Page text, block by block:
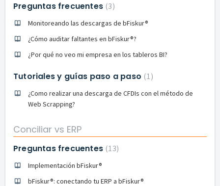
Preguntas frecuentes 3
Monitoreando las descargas de bFiskur®︎
¿Cómo auditar faltantes en bFiskur®︎?
¿Por qué no veo mi empresa en los tableros BI?
Tutoriales y guías paso a paso 1
¿Como realizar una descarga de CFDIs con el método de
Web Scrapping?
Conciliar vs ERP
Preguntas frecuentes 13
Implementación bFiskur®︎
bFiskur®︎: conectando tu ERP a bFiskur®︎